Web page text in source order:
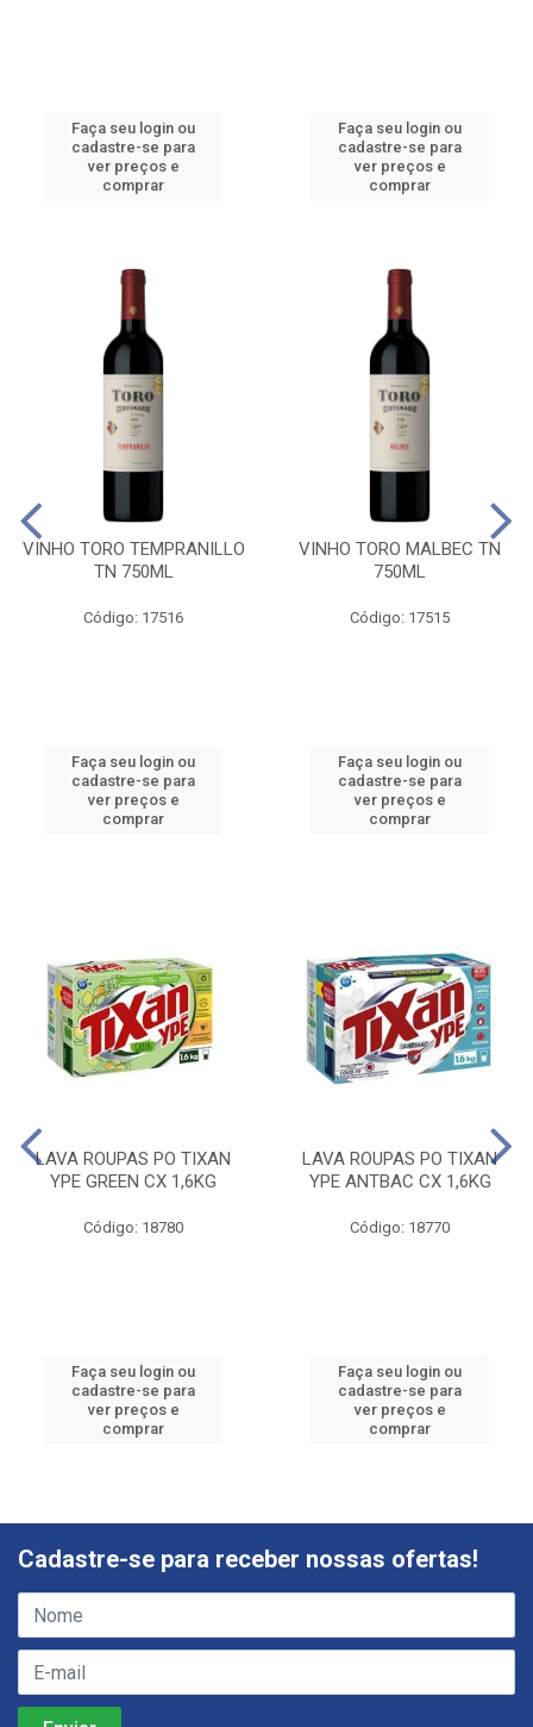
Faça seu login ou
cadastre-se para
ver preços e
comprar
Faça seu login ou
cadastre-se para
ver preços e
comprar
VINHO TORO TEMPRANILLO
TN 750ML
Código: 17516
Faça seu login ou
cadastre-se para
ver preços e
comprar
VINHO TORO MALBEC TN
750ML
Código: 17515
Faça seu login ou
cadastre-se para
ver preços e
comprar
LAVA ROUPAS PO TIXAN
YPE GREEN CX 1,6KG
Código: 18780
Faça seu login ou
cadastre-se para
ver preços e
comprar
LAVA ROUPAS PO TIXAN
YPE ANTBAC CX 1,6KG
Código: 18770
Faça seu login ou
cadastre-se para
ver preços e
comprar
Cadastre-se para receber nossas ofertas!